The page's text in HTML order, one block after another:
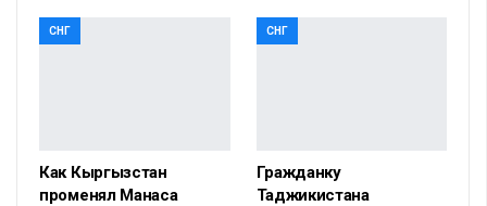
СНГ
Как Кыргызстан
променял Манаса
СНГ
Гражданку
Таджикистана